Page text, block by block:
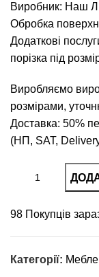
Виробник: Наш
Обробка
Додаткові
порізка під
Виробляємо
розмірами,
Доставка: 50%
(НП, SAT,
98 Покупців
Категорії: